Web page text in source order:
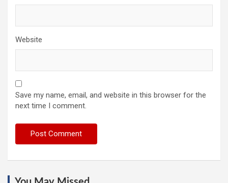
Website
Save my name, email, and website in this browser for the
next time I comment.